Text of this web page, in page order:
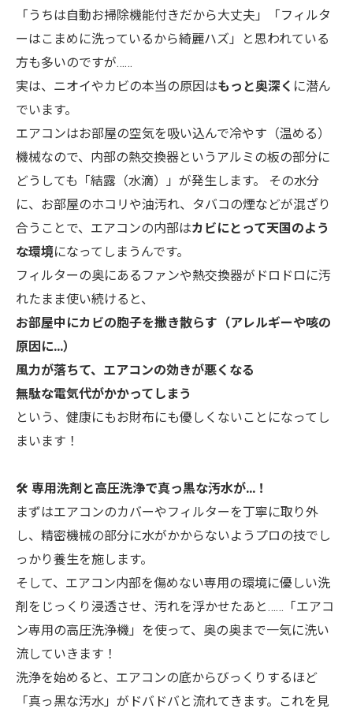
「うちは自動お掃除機能付きだから大丈夫」「フィルタ
ーはこまめに洗っているから綺麗ハズ」と思われている
方も多いのですが……
実は、ニオイやカビの本当の原因はもっと奥深く に潜ん
でいます。
エアコンはお部屋の空気を吸い込んで冷やす（温める）
機械なので、内部の熱交換器というアルミの板の部分に
どうしても「結露（水滴）」が発生します。 その水分
に、お部屋のホコリや油汚れ、タバコの煙などが混ざり
合うことで、エアコンの内部はカビにとって天国のよう
な環境になってしまうんです。
フィルターの奥にあるファンや熱交換器がドロドロに汚
れたまま使い続けると、
お部屋中にカビの胞子を撒き散らす（アレルギーや咳の
原因に…）
風力が落ちて、エアコンの効きが悪くなる
無駄な電気代がかかってしまう
という、健康にもお財布にも優しくないことになってし
まいます！
🛠️ 専用洗剤と高圧洗浄で真っ黒な汚水が…！
まずはエアコンのカバーやフィルターを丁寧に取り外
し、精密機械の部分に水がかからないようプロの技でし
っかり養生を施します。
そして、エアコン内部を傷めない専用の環境に優しい洗
剤をじっくり浸透させ、汚れを浮かせたあと……「エアコ
ン専用の高圧洗浄機」を使って、奥の奥まで一気に洗い
流していきます！
洗浄を始めると、エアコンの底からびっくりするほど
「真っ黒な汚水」がドバドバと流れてきます。これを見